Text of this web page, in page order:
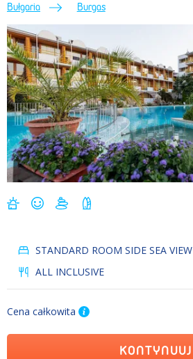
Bułgaria Burgas
STANDARD ROOM SIDE SEA VIEW
ALL INCLUSIVE
Cena całkowita
KONTYNUUJ